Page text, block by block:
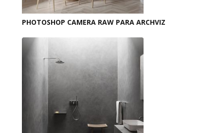
PHOTOSHOP CAMERA RAW PARA ARCHVIZ